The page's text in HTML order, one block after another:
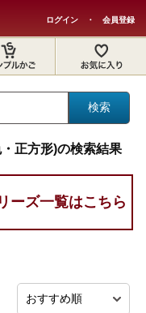
ログイン ・ 会員登録
正方形)の検索結果
ーズ一覧はこちら